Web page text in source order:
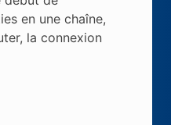
en une chaîne,
la connexion